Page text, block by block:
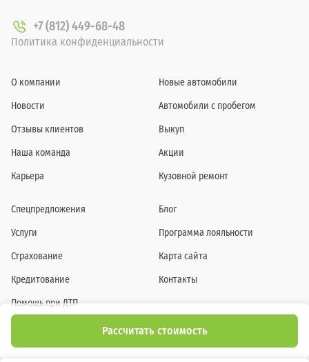
Рассчитать стоимость
+7 (812) 449-68-48
Политика конфиденциальности
О компании
Новости
Отзывы клиентов
Наша команда
Карьера
Новые автомобили
Автомобили с пробегом
Выкуп
Акции
Кузовной ремонт
Спецпредложения
Услуги
Страхование
Кредитование
Помощь при ДТП
Блог
Программа лояльности
Карта сайта
Контакты